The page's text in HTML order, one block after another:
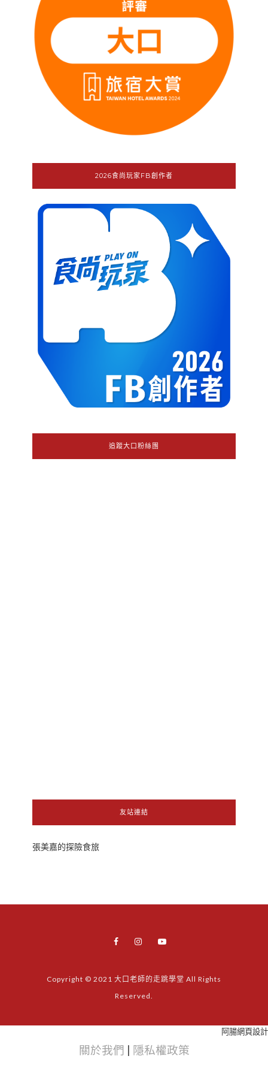
2026食尚玩家FB創作者
追蹤大口粉絲團
友站連結
張美嘉的探險食旅
Copyright © 2021 大口老師的走跳學堂 All Rights
Reserved.
阿腸網頁設計
關於我們 隱私權政策